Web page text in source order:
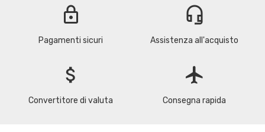
lock
Pagamenti sicuri
headset_mic
Assistenza all'acquisto
attach_money
Convertitore di valuta
flight
Consegna rapida